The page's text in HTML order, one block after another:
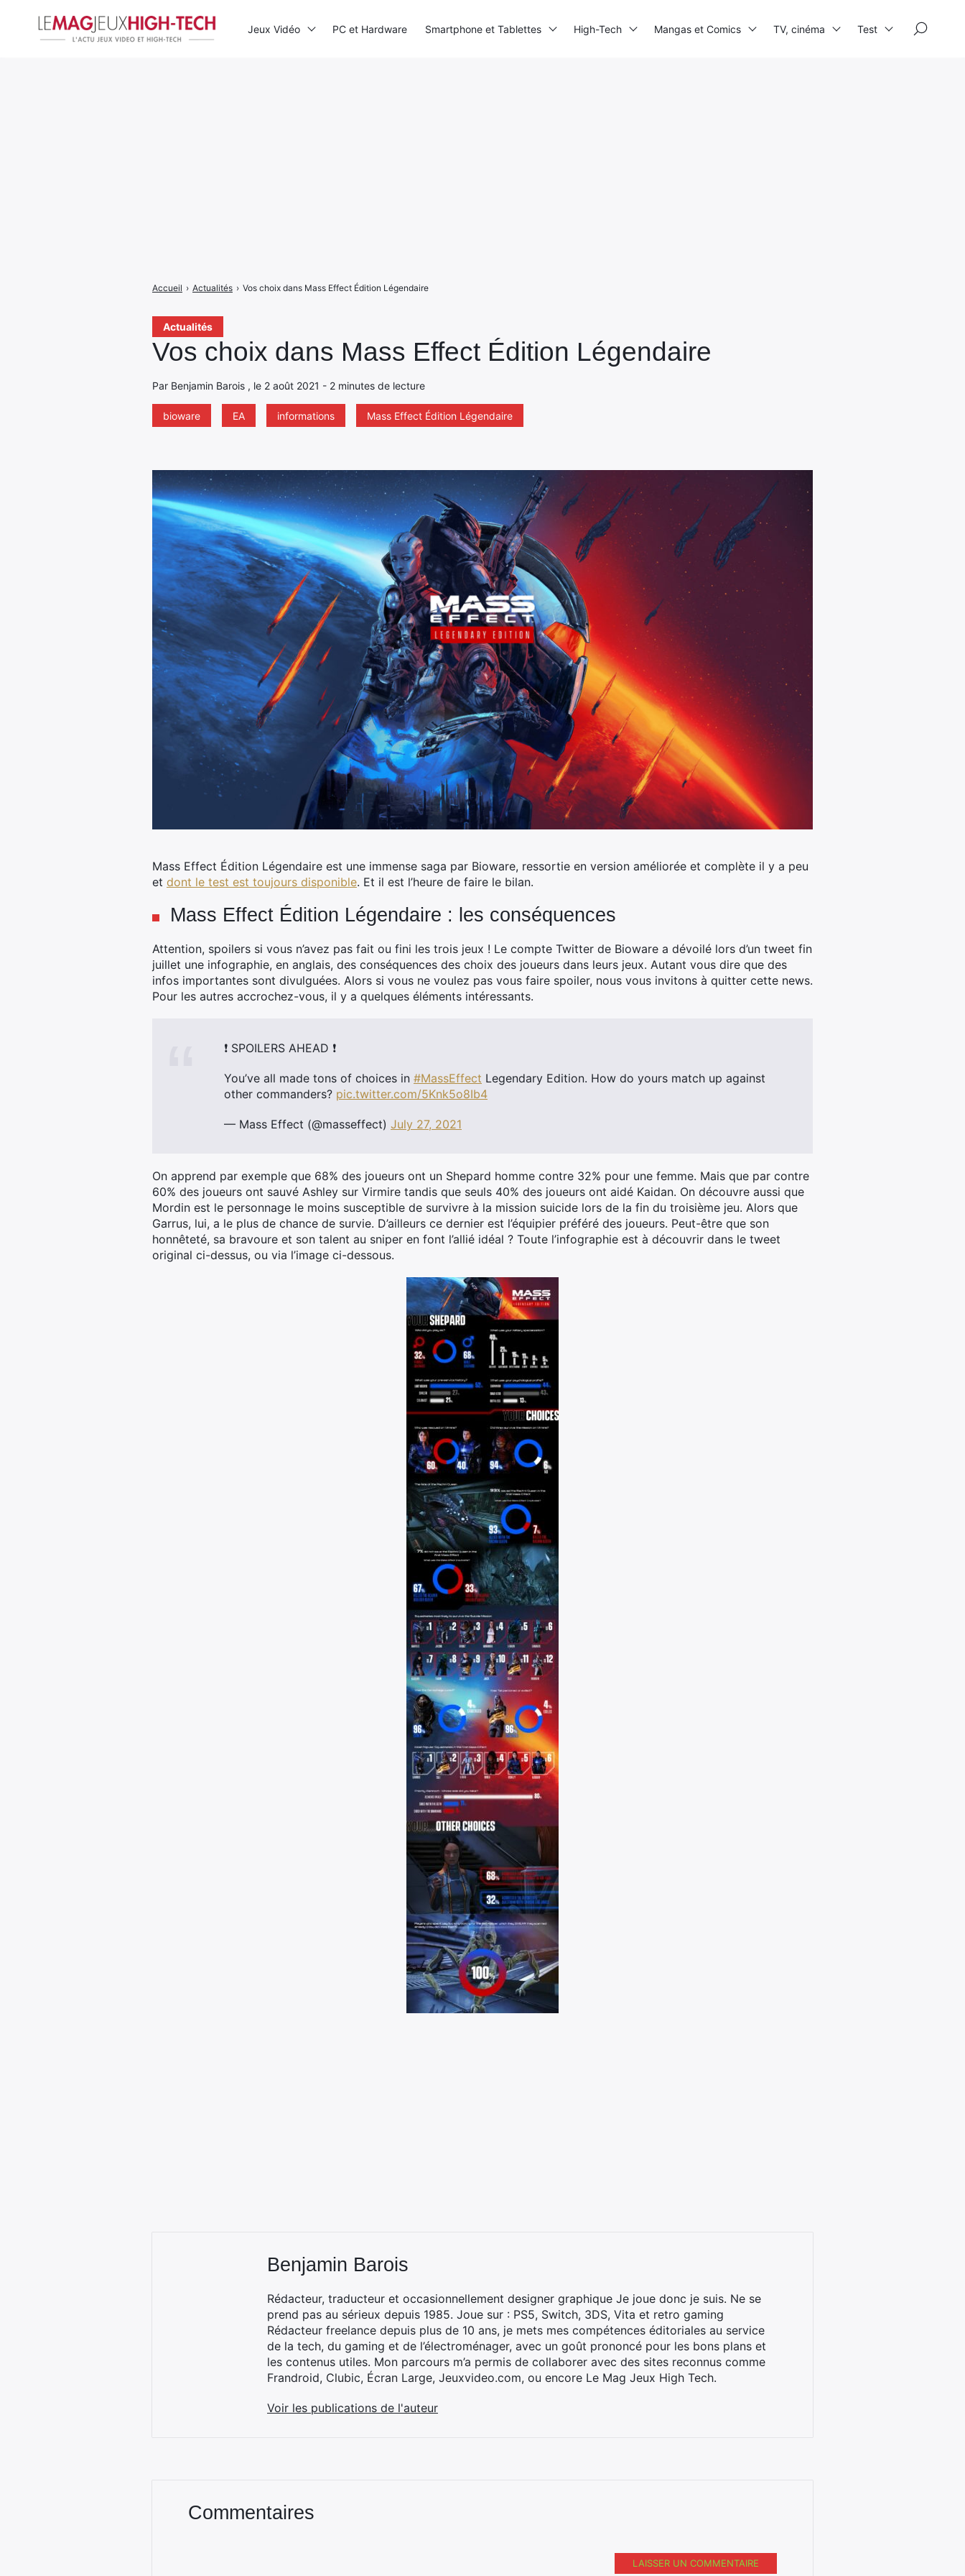
Actualités
Vos choix dans Mass Effect Édition Légendaire
Par Benjamin Barois , le 2 août 2021 - 2 minutes de lecture
bioware EA informations Mass Effect Édition Légendaire
Accueil › Actualités › Vos choix dans Mass Effect Édition Légendaire
Mass Effect Édition Légendaire est une immense saga par Bioware, ressortie en version améliorée et complète il y a peu
et dont le test est toujours disponible. Et il est l’heure de faire le bilan.
Mass Effect Édition Légendaire : les conséquences
Attention, spoilers si vous n’avez pas fait ou fini les trois jeux ! Le compte Twitter de Bioware a dévoilé lors d’un tweet fin
juillet une infographie, en anglais, des conséquences des choix des joueurs dans leurs jeux. Autant vous dire que des
infos importantes sont divulguées. Alors si vous ne voulez pas vous faire spoiler, nous vous invitons à quitter cette news.
Pour les autres accrochez-vous, il y a quelques éléments intéressants.
❗ SPOILERS AHEAD ❗
You’ve all made tons of choices in #MassEffect Legendary Edition. How do yours match up against
other commanders? pic.twitter.com/5Knk5o8Ib4
— Mass Effect (@masseffect) July 27, 2021
On apprend par exemple que 68% des joueurs ont un Shepard homme contre 32% pour une femme. Mais que par contre
60% des joueurs ont sauvé Ashley sur Virmire tandis que seuls 40% des joueurs ont aidé Kaidan. On découvre aussi que
Mordin est le personnage le moins susceptible de survivre à la mission suicide lors de la fin du troisième jeu. Alors que
Garrus, lui, a le plus de chance de survie. D’ailleurs ce dernier est l’équipier préféré des joueurs. Peut-être que son
honnêteté, sa bravoure et son talent au sniper en font l’allié idéal ? Toute l’infographie est à découvrir dans le tweet
original ci-dessus, ou via l’image ci-dessous.
Benjamin Barois
Rédacteur, traducteur et occasionnellement designer graphique Je joue donc je suis. Ne se
prend pas au sérieux depuis 1985. Joue sur : PS5, Switch, 3DS, Vita et retro gaming
Rédacteur freelance depuis plus de 10 ans, je mets mes compétences éditoriales au service
de la tech, du gaming et de l’électroménager, avec un goût prononcé pour les bons plans et
les contenus utiles. Mon parcours m’a permis de collaborer avec des sites reconnus comme
Frandroid, Clubic, Écran Large, Jeuxvideo.com, ou encore Le Mag Jeux High Tech.
Voir les publications de l'auteur
Commentaires
LAISSER UN COMMENTAIRE
Jeux Vidéo PC et Hardware Smartphone et Tablettes High-Tech Mangas et Comics TV, cinéma Test